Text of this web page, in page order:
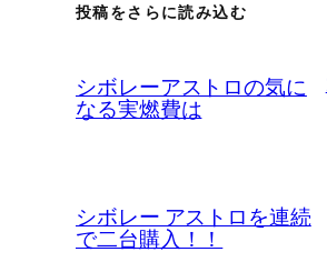
投稿をさらに読み込む
シボレーアストロの気に
なる実燃費は
シボレー アストロを連続
で二台購入！！